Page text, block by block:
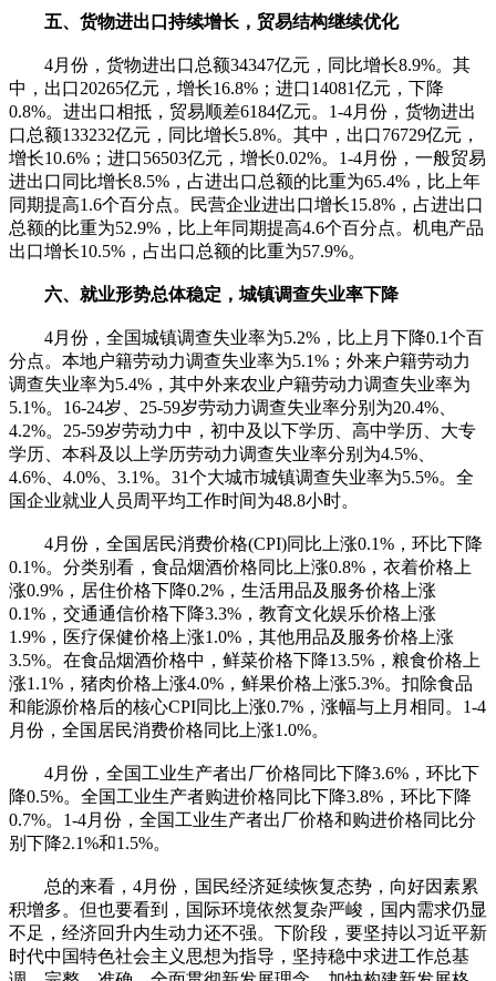
五、货物进出口持续增长，贸易结构继续优化
4月份，货物进出口总额34347亿元，同比增长8.9%。其
中，出口20265亿元，增长16.8%；进口14081亿元，下降
0.8%。进出口相抵，贸易顺差6184亿元。1-4月份，货物进出
口总额133232亿元，同比增长5.8%。其中，出口76729亿元，
增长10.6%；进口56503亿元，增长0.02%。1-4月份，一般贸易
进出口同比增长8.5%，占进出口总额的比重为65.4%，比上年
同期提高1.6个百分点。民营企业进出口增长15.8%，占进出口
总额的比重为52.9%，比上年同期提高4.6个百分点。机电产品
出口增长10.5%，占出口总额的比重为57.9%。
六、就业形势总体稳定，城镇调查失业率下降
4月份，全国城镇调查失业率为5.2%，比上月下降0.1个百
分点。本地户籍劳动力调查失业率为5.1%；外来户籍劳动力
调查失业率为5.4%，其中外来农业户籍劳动力调查失业率为
5.1%。16-24岁、25-59岁劳动力调查失业率分别为20.4%、
4.2%。25-59岁劳动力中，初中及以下学历、高中学历、大专
学历、本科及以上学历劳动力调查失业率分别为4.5%、
4.6%、4.0%、3.1%。31个大城市城镇调查失业率为5.5%。全
国企业就业人员周平均工作时间为48.8小时。
4月份，全国居民消费价格(CPI)同比上涨0.1%，环比下降
0.1%。分类别看，食品烟酒价格同比上涨0.8%，衣着价格上
涨0.9%，居住价格下降0.2%，生活用品及服务价格上涨
0.1%，交通通信价格下降3.3%，教育文化娱乐价格上涨
1.9%，医疗保健价格上涨1.0%，其他用品及服务价格上涨
3.5%。在食品烟酒价格中，鲜菜价格下降13.5%，粮食价格上
涨1.1%，猪肉价格上涨4.0%，鲜果价格上涨5.3%。扣除食品
和能源价格后的核心CPI同比上涨0.7%，涨幅与上月相同。1-4
月份，全国居民消费价格同比上涨1.0%。
4月份，全国工业生产者出厂价格同比下降3.6%，环比下
降0.5%。全国工业生产者购进价格同比下降3.8%，环比下降
0.7%。1-4月份，全国工业生产者出厂价格和购进价格同比分
别下降2.1%和1.5%。
总的来看，4月份，国民经济延续恢复态势，向好因素累
积增多。但也要看到，国际环境依然复杂严峻，国内需求仍显
不足，经济回升内生动力还不强。下阶段，要坚持以习近平新
时代中国特色社会主义思想为指导，坚持稳中求进工作总基